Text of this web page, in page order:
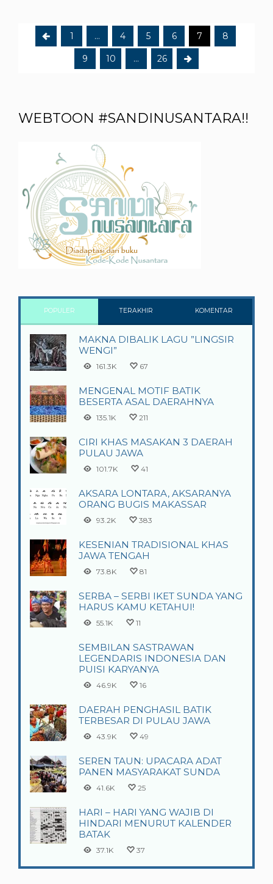
1 … 4 5 6 7 8
9 10 … 26
WEBTOON #SANDINUSANTARA!!
POPULER TERAKHIR KOMENTAR
MAKNA DIBALIK LAGU ”LINGSIR
WENGI”
161.3K 67
MENGENAL MOTIF BATIK
BESERTA ASAL DAERAHNYA
135.1K 211
CIRI KHAS MASAKAN 3 DAERAH
PULAU JAWA
101.7K 41
AKSARA LONTARA, AKSARANYA
ORANG BUGIS MAKASSAR
93.2K 383
KESENIAN TRADISIONAL KHAS
JAWA TENGAH
73.8K 81
SERBA – SERBI IKET SUNDA YANG
HARUS KAMU KETAHUI!
55.1K 11
SEMBILAN SASTRAWAN
LEGENDARIS INDONESIA DAN
PUISI KARYANYA
46.9K 16
DAERAH PENGHASIL BATIK
TERBESAR DI PULAU JAWA
43.9K 49
SEREN TAUN: UPACARA ADAT
PANEN MASYARAKAT SUNDA
41.6K 25
HARI – HARI YANG WAJIB DI
HINDARI MENURUT KALENDER
BATAK
37.1K 37